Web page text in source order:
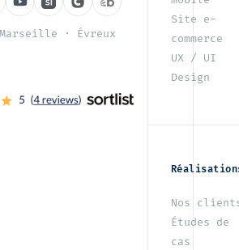
Marseille · Évreux
Site e-
commerce
UX / UI
Design
Nos
Études de
cas